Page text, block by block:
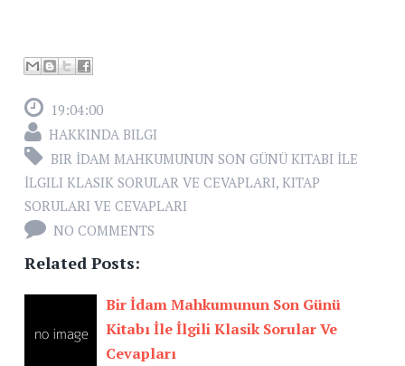
19:04:00
HAKKINDA BILGI
BIR İDAM MAHKUMUNUN SON GÜNÜ KITABI İLE
İLGILI KLASIK SORULAR VE CEVAPLARI, KITAP
SORULARI VE CEVAPLARI
NO COMMENTS
Related Posts:
Bir İdam Mahkumunun Son Günü
Kitabı İle İlgili Klasik Sorular Ve
Cevapları